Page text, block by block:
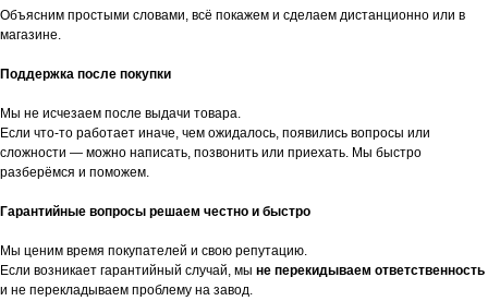
Объясним простыми словами, всё покажем и сделаем дистанционно или в
магазине.
Поддержка после покупки
Мы не исчезаем после выдачи товара.
Если что-то работает иначе, чем ожидалось, появились вопросы или
сложности — можно написать, позвонить или приехать. Мы быстро
разберёмся и поможем.
Гарантийные вопросы решаем честно и быстро
Мы ценим время покупателей и свою репутацию.
Если возникает гарантийный случай, мы не перекидываем ответственность
и не перекладываем проблему на завод.